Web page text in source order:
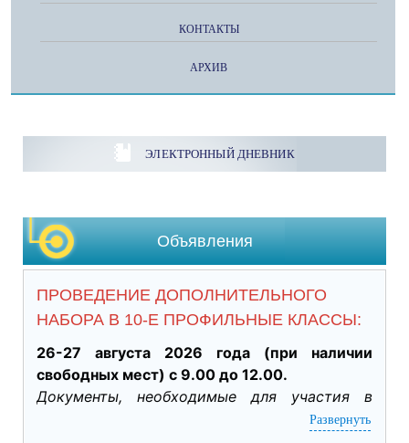
КОНТАКТЫ
АРХИВ
ЭЛЕКТРОННЫЙ ДНЕВНИК
Объявления
ПРОВЕДЕНИЕ ДОПОЛНИТЕЛЬНОГО
НАБОРА В 10-Е ПРОФИЛЬНЫЕ КЛАССЫ:
26-27 августа 2026 года (при наличии
свободных мест) с 9.00 до 12.00.
Документы, необходимые для участия в
Развернуть